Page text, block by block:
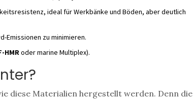
ideal für Werkbänke und Böden, aber deutlich
Emissionen zu minimieren.
HMR oder marine Multiplex).
diese Materialien hergestellt werden. Denn die